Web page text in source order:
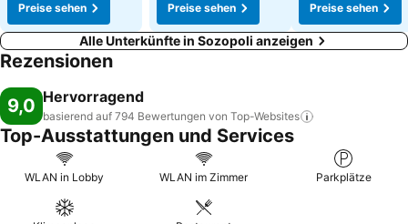
Preise sehen
Preise sehen
Preise sehen
Alle Unterkünfte in Sozopoli anzeigen
Rezensionen
9,0 Hervorragend
basierend auf 794 Bewertungen von Top-Websites
Top-Ausstattungen und Services
WLAN in Lobby WLAN im Zimmer Parkplätze